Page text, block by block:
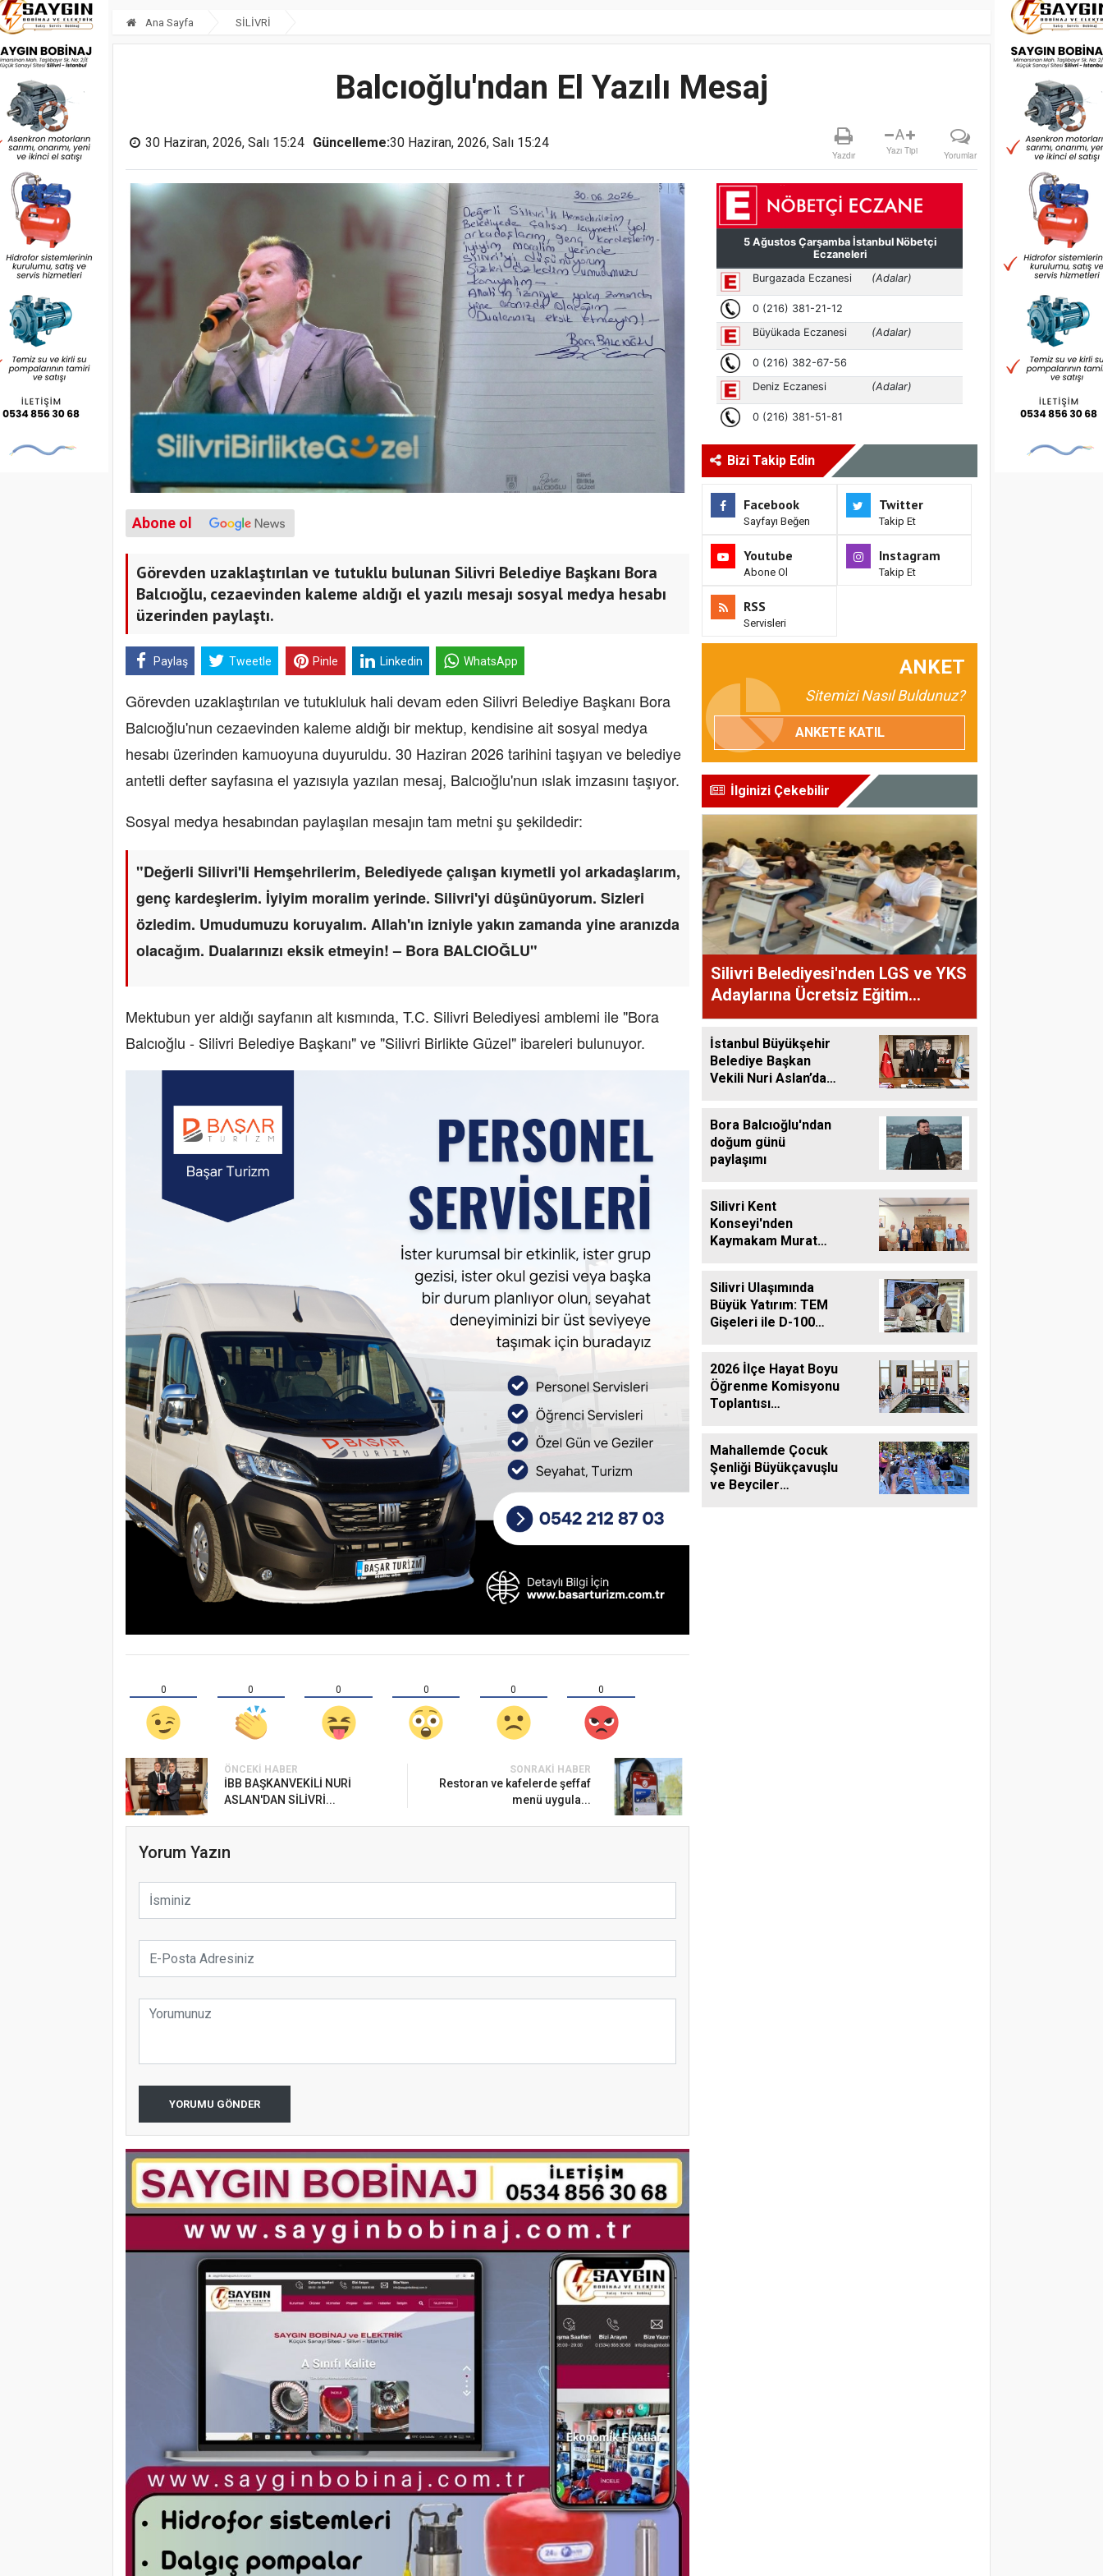
Ana Sayfa SİLİVRİ
Balcıoğlu'ndan El Yazılı Mesaj
30 Haziran, 2026, Salı 15:24 Güncelleme:30 Haziran, 2026, Salı 15:24
Yazdır
A
Yazı Tipi Yorumlar
Abone ol
Görevden uzaklaştırılan ve tutuklu bulunan Silivri Belediye Başkanı Bora
Balcıoğlu, cezaevinden kaleme aldığı el yazılı mesajı sosyal medya hesabı
üzerinden paylaştı.
Paylaş Tweetle Pinle Linkedin WhatsApp
Görevden uzaklaştırılan ve tutukluluk hali devam eden Silivri Belediye Başkanı Bora
Balcıoğlu'nun cezaevinden kaleme aldığı bir mektup, kendisine ait sosyal medya
hesabı üzerinden kamuoyuna duyuruldu. 30 Haziran 2026 tarihini taşıyan ve belediye
antetli defter sayfasına el yazısıyla yazılan mesaj, Balcıoğlu'nun ıslak imzasını taşıyor.
Sosyal medya hesabından paylaşılan mesajın tam metni şu şekildedir:
"Değerli Silivri'li Hemşehrilerim, Belediyede çalışan kıymetli yol arkadaşlarım,
genç kardeşlerim. İyiyim moralim yerinde. Silivri'yi düşünüyorum. Sizleri
özledim. Umudumuzu koruyalım. Allah'ın izniyle yakın zamanda yine aranızda
olacağım. Dualarınızı eksik etmeyin! – Bora BALCIOĞLU"
Mektubun yer aldığı sayfanın alt kısmında, T.C. Silivri Belediyesi amblemi ile "Bora
Balcıoğlu - Silivri Belediye Başkanı" ve "Silivri Birlikte Güzel" ibareleri bulunuyor.
0 0 0 0 0 0
ÖNCEKI HABER
İBB BAŞKANVEKİLİ NURİ
ASLAN'DAN SİLİVRİ...
SONRAKI HABER
Restoran ve kafelerde şeffaf
menü uygula...
Yorum Yazın
YORUMU GÖNDER
Bizi Takip Edin
Facebook
Sayfayı Beğen
Twitter
Takip Et
Youtube
Abone Ol
Instagram
Takip Et
RSS
Servisleri
ANKET
Sitemizi Nasıl Buldunuz?
ANKETE KATIL
İlginizi Çekebilir
Silivri Belediyesi'nden LGS ve YKS
Adaylarına Ücretsiz Eğitim
Desteği
İstanbul Büyükşehir
Belediye Başkan
Vekili Nuri Aslan’dan
Bora Balcıoğlu'ndan
doğum günü
paylaşımı
Silivri Kent
Konseyi'nden
Kaymakam Murat
Silivri Ulaşımında
Büyük Yatırım: TEM
Gişeleri ile D-100
2026 İlçe Hayat Boyu
Öğrenme Komisyonu
Toplantısı
Mahallemde Çocuk
Şenliği Büyükçavuşlu
ve Beyciler